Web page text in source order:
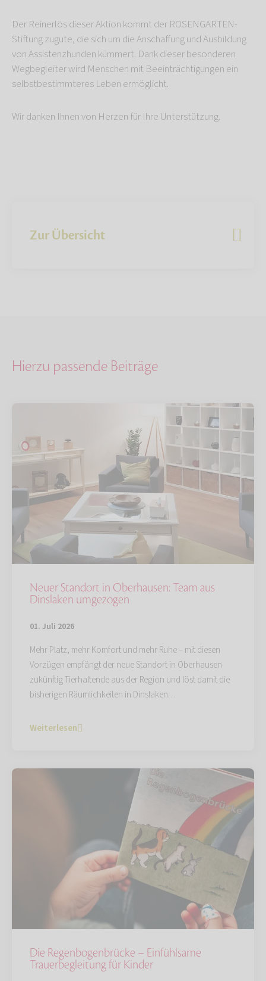
Der Reinerlös dieser Aktion kommt der ROSENGARTEN-
Stiftung zugute, die sich um die Anschaffung und Ausbildung
von Assistenzhunden kümmert. Dank dieser besonderen
Wegbegleiter wird Menschen mit Beeinträchtigungen ein
selbstbestimmteres Leben ermöglicht.
Wir danken Ihnen von Herzen für Ihre Unterstützung.
Zur Übersicht
Hierzu passende Beiträge
Neuer Standort in Oberhausen: Team aus
Dinslaken umgezogen
01. Juli 2026
Mehr Platz, mehr Komfort und mehr Ruhe – mit diesen
Vorzügen empfängt der neue Standort in Oberhausen
zukünftig Tierhaltende aus der Region und löst damit die
bisherigen Räumlichkeiten in Dinslaken…
Weiterlesen
Die Regenbogenbrücke – Einfühlsame
Trauerbegleitung für Kinder